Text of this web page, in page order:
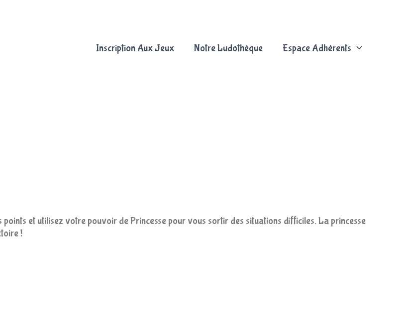
Inscription Aux Jeux Notre Ludothèque Espace Adhérents
et utilisez votre pouvoir de Princesse pour vous sortir des situations difficiles. La princesse
!